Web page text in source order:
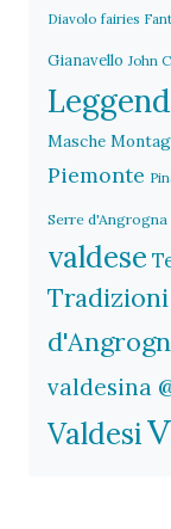
Diavolo fairies
Gianavello John
Masche
Piemonte
Serre d'Angrogna
valdese
Tradizioni
valdesina
Valdesi